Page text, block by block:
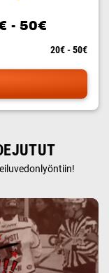
- 50€
20€ - 50€